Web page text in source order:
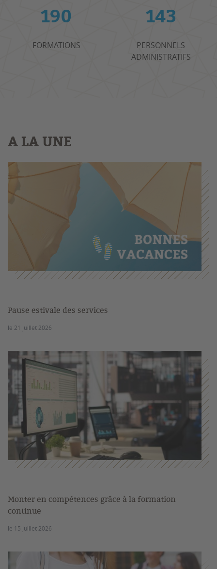
190
FORMATIONS
143
PERSONNELS
ADMINISTRATIFS
A LA UNE
Pause estivale des services
le 21 juillet 2026
Monter en compétences grâce à la formation
continue
le 15 juillet 2026